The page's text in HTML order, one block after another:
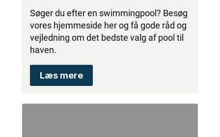
Søger du efter en swimmingpool? Besøg
vores hjemmeside her og få gode råd og
vejledning om det bedste valg af pool til
haven.
Læs mere